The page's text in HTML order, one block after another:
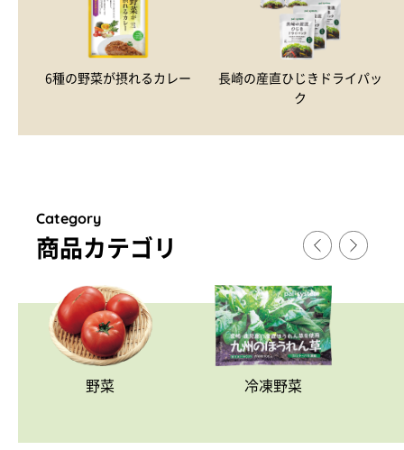
6種の野菜が摂れるカレー
長崎の産直ひじきドライパッ
ク
Category
商品カテゴリ
野菜 冷凍野菜